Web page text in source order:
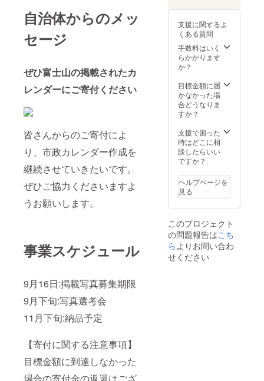
自治体からのメッ
セージ
ぜひ富士山の掲載されたカ
レンダーにご寄付ください
皆さんからのご寄付によ
り、市政カレンダー作成を
継続させていきたいです。
ぜひご協力くださいますよ
うお願いします。
事業スケジュール
9月16日:掲載写真募集期限
9月下旬:写真選考会
11月下旬:納品予定
【寄付に関する注意事項】
目標金額に到達しなかった
ト等々
変わり
種もあ
りま
す。 ■
の内容
につい
て ・ア
イスク
詰め合
わせ6個
セット
[74g～
個]
製造地:
静岡県
裾野市
賞
味期限:
発送日
ヌ:20日
■注意事
項/その
他 すそ
のん
ボトル
カ
バー、
すその
カチ
は、手
染めの
ため多
ムラが
ござい
なり、
お選び
できま
せん。
手染め
請求さ
せて頂
す。) ※
有効期
行日よ
り1年間
です。
※チケッ
限迄に
必ずご
利用く
ださ
日を過
ぎたチ
ませ
ん。 ※
チケッ
トの払
戻等は
の状態
で冷凍
してい
ます。
いちご
農家直
る店頭
に並ぶ
ことの
ちごの
味をぜ
ひ堪能
くださ
お礼品
の内容
につい
て ・い
里
BerryG
oodのク
ラッ
シュい
の1人掛
けソ
ファで
す。 ■
生産者
永山に
包み込
まれる
ような
お楽し
みくだ
さい。
■内容
イズ/製
造地 富
富士) サ
イズ:
W800×
D710×
H720×S
らった
「宝永
山ソ
ファ」
を地域
ブラン
しまし
た。火
口に沈
座り心
地は、
まるで
雄大な
に体ご
込まれ
るよう
な、そ
んな座
り心地
の1人掛
けソ
支援に関するよ
くある質問
手数料はいく
らかかります
か？
目標金額に届
かなかった場
合どうなりま
すか？
支援で困った
時はどこに相
談したらいい
ですか？
ヘルプページを
見る
このプロジェクト
の問題報告はこち
らよりお問い合わ
せください